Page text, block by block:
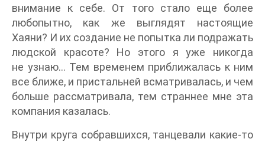
внимание к себе. От того стало еще более
любопытно, как же выглядят настоящие
Хаяни? И их создание не попытка ли подражать
людской красоте? Но этого я уже никогда
не узнаю… Тем временем приближалась к ним
все ближе, и пристальней всматривалась, и чем
больше рассматривала, тем страннее мне эта
компания казалась.
Внутри круга собравшихся, танцевали какие-то